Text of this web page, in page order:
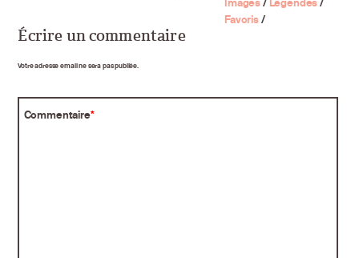
Favoris/
Écrire un commentaire
Votre adresse email ne sera pas publiée.
Commentaire*